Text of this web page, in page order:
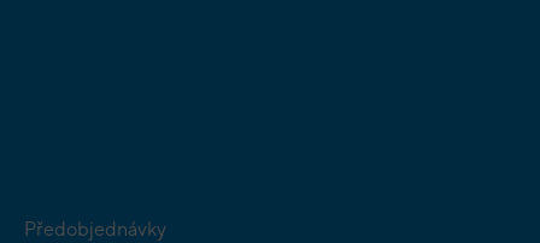
Předobjednávky